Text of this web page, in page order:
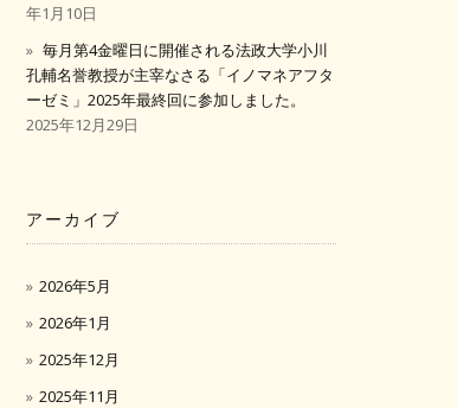
年1月10日
毎月第4金曜日に開催される法政大学小川
孔輔名誉教授が主宰なさる「イノマネアフタ
ーゼミ」2025年最終回に参加しました。
2025年12月29日
アーカイブ
2026年5月
2026年1月
2025年12月
2025年11月